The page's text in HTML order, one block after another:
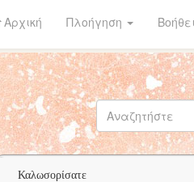
Αρχική Πλοήγηση
Καλωσορίσατε